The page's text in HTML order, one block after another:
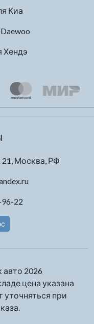
Киа
Хендэ
Москва, РФ
96-22
2026
цена указана
уточняться при